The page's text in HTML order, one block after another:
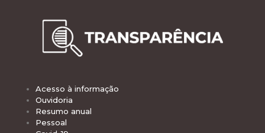
Acesso à informação
Ouvidoria
Resumo anual
Pessoal